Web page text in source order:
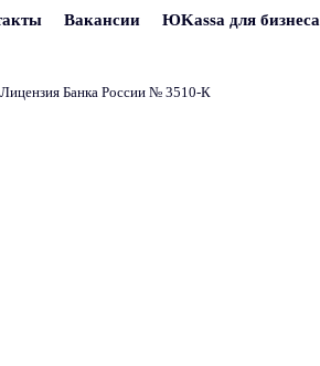
Вакансии ЮKassa для бизнеса
Банка России № 3510‑К